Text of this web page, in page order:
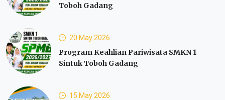
Toboh Gadang
20 May 2026
Program Keahlian Pariwisata SMKN 1
Sintuk Toboh Gadang
15 May 2026